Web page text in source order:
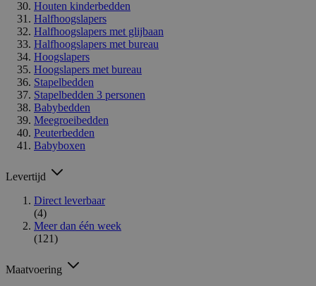
Houten kinderbedden
Halfhoogslapers
Halfhoogslapers met glijbaan
Halfhoogslapers met bureau
Hoogslapers
Hoogslapers met bureau
Stapelbedden
Stapelbedden 3 personen
Babybedden
Meegroeibedden
Peuterbedden
Babyboxen
Levertijd
Direct leverbaar
(4)
Meer dan één week
(121)
Maatvoering